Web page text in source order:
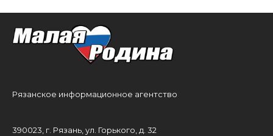
Рязанское информационное агентство
390023, г. Рязань, ул. Горького, д. 32